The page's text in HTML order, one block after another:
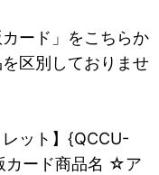
ード」をこちらか
区別しておりませ
ット】{QCCU-
カード商品名 ☆ア